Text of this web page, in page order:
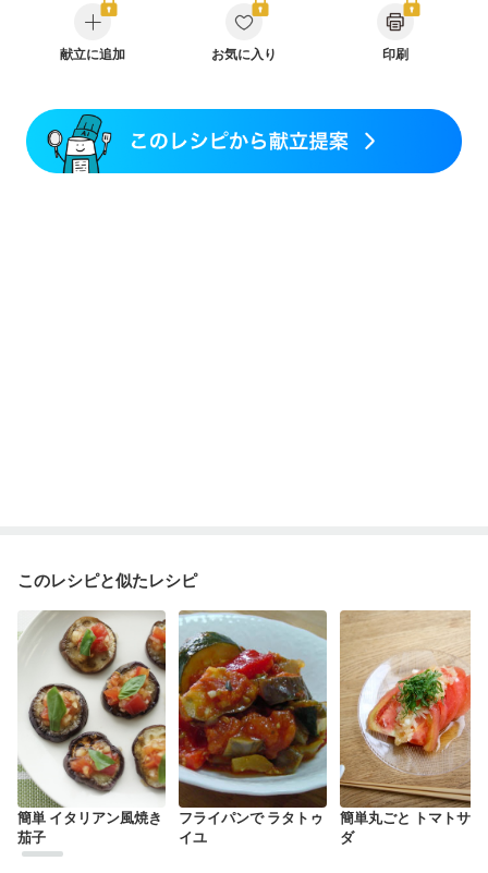
CKD（ステージ２）
CKD（ステージ３a）
CKD（ステージ３b）
乳がん（抗がん剤治療中）
乳がん（ホルモン療法中）
乳がん（放射線治療中）
妊婦健診・体重増加が気になる（初期）
妊婦健診・血圧が気になる（初期）
妊婦健診・血糖値が気になる（初期）
献立に追加 お気に入り 印刷
このレシピと似たレシピ
簡単 イタリアン風焼き
茄子
フライパンで ラタトゥ
イユ
簡単丸ごと トマトサラ
ダ